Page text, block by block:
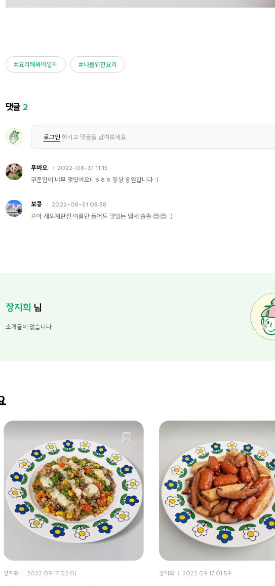
요리해봐야알지 나를위한요리
댓글 2
로그인 하시고 댓글을 남겨보세요.
푸바오 2022-08-31 11:15
꾸준함이 너무 멋있어요!! ㅎㅎㅎ 항상 응원합니다 :)
보콩 2022-08-31 08:38
으아 새우계란전 이름만 들어도 맛있는 냄새 솔솔 😍😍 :)
장지희 님
소개글이 없습니다.
장지희 2022.09.17 02:01 장지희 2022.09.17 01:59